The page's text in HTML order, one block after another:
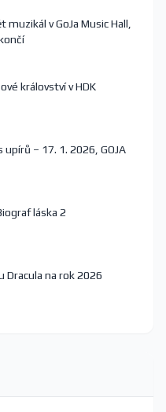
v GoJa Music Hall,
království v HDK
– 17. 1. 2026, GOJA
láska 2
Dracula na rok 2026